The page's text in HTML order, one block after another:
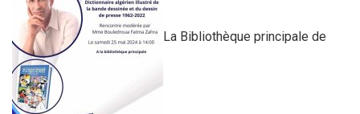
La Bibliothèque principale de